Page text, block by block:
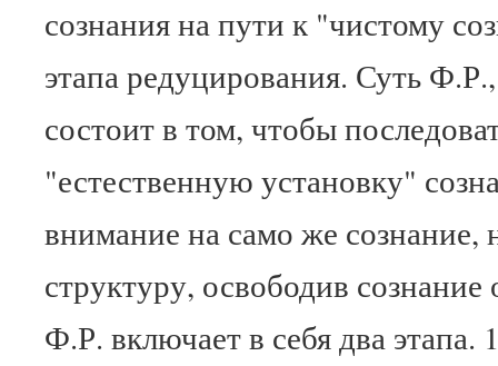
сознания на пути к "чистому
этапа редуцирования. Суть
состоит в том, чтобы
"естественную установку"
внимание на само же сознание,
структуру, освободив сознание
Ф.Р. включает в себя два этапа.